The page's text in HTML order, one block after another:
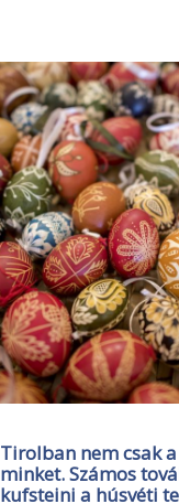
Tirolban nem csak
minket. Számos
kufsteini a húsvéti